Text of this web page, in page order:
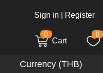
Sign in Register
0
Cart
0
Currency (THB)